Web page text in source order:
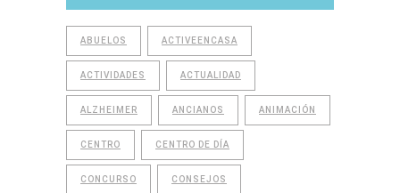
ABUELOS ACTIVEENCASA
ACTIVIDADES ACTUALIDAD
ALZHEIMER ANCIANOS ANIMACIÓN
CENTRO CENTRO DE DÍA
CONCURSO CONSEJOS